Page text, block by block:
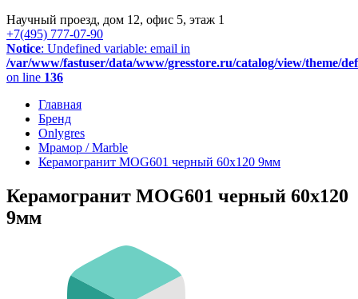
Научный проезд, дом 12, офис 5, этаж 1
+7(495) 777-07-90
Notice: Undefined variable: email in
/var/www/fastuser/data/www/gresstore.ru/catalog/view/theme/
on line 136
Главная
Бренд
Onlygres
Мрамор / Marble
Керамогранит MOG601 черный 60x120 9мм
Керамогранит MOG601 черный 60x120
9мм